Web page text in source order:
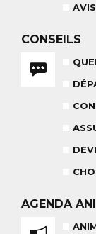
LIENS UTILES
REMISE DES
TEAM RIDER
8-14 ANS
COURS PRIVÉ
À PARTIR DE
CONSEILS
AGENDA